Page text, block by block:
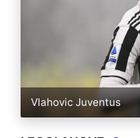
Vlahovic Juventus